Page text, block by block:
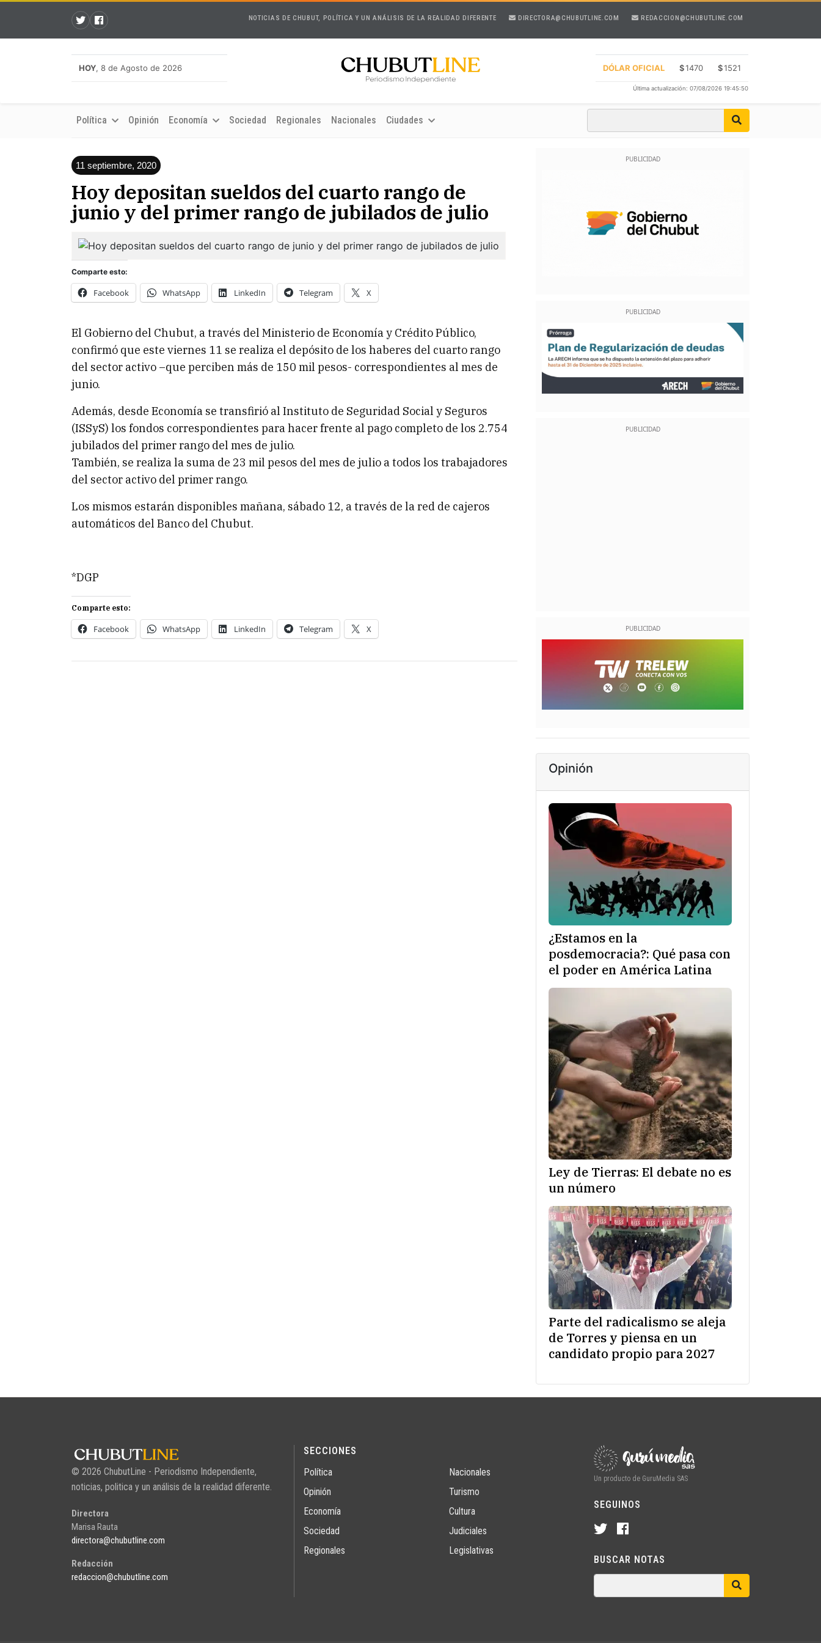
NOTICIAS DE CHUBUT, POLÍTICA Y UN ANÁLISIS DE LA REALIDAD DIFERENTE DIRECTORA@CHUBUTLINE.COM REDACCION@CHUBUTLINE.COM
HOY, 8 de Agosto de 2026 DÓLAR OFICIAL $1470 $1521
Última actualización: 07/08/2026 19:45:50
Política Opinión Economía Sociedad Regionales Nacionales Ciudades
11 septiembre, 2020
Hoy depositan sueldos del cuarto rango de
junio y del primer rango de jubilados de julio
Comparte esto:
Facebook WhatsApp LinkedIn Telegram X
El Gobierno del Chubut, a través del Ministerio de Economía y Crédito Público,
confirmó que este viernes 11 se realiza el depósito de los haberes del cuarto rango
del sector activo –que perciben más de 150 mil pesos- correspondientes al mes de
junio.
Además, desde Economía se transfirió al Instituto de Seguridad Social y Seguros
(ISSyS) los fondos correspondientes para hacer frente al pago completo de los 2.754
jubilados del primer rango del mes de julio.
También, se realiza la suma de 23 mil pesos del mes de julio a todos los trabajadores
del sector activo del primer rango.
Los mismos estarán disponibles mañana, sábado 12, a través de la red de cajeros
automáticos del Banco del Chubut.
*DGP
Comparte esto:
Facebook WhatsApp LinkedIn Telegram X
Opinión
¿Estamos en la
posdemocracia?: Qué pasa con
el poder en América Latina
Ley de Tierras: El debate no es
un número
Parte del radicalismo se aleja
de Torres y piensa en un
candidato propio para 2027
© 2026 ChubutLine - Periodismo Independiente,
noticias, politica y un análisis de la realidad diferente.
Directora
Marisa Rauta
directora@chubutline.com
Redacción
redaccion@chubutline.com
SECCIONES
Política
Opinión
Economía
Sociedad
Regionales
Nacionales
Turismo
Cultura
Judiciales
Legislativas
Un producto de GuruMedia SAS
SEGUINOS
BUSCAR NOTAS